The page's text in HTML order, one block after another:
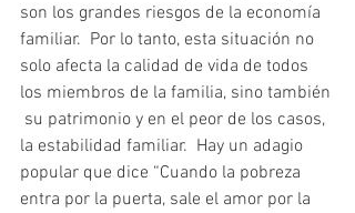
son los grandes riesgos de la economía
familiar.  Por lo tanto, esta situación no
solo afecta la calidad de vida de todos
los miembros de la familia, sino también
su patrimonio y en el peor de los casos,
la estabilidad familiar.  Hay un adagio
popular que dice “Cuando la pobreza
entra por la puerta, sale el amor por la